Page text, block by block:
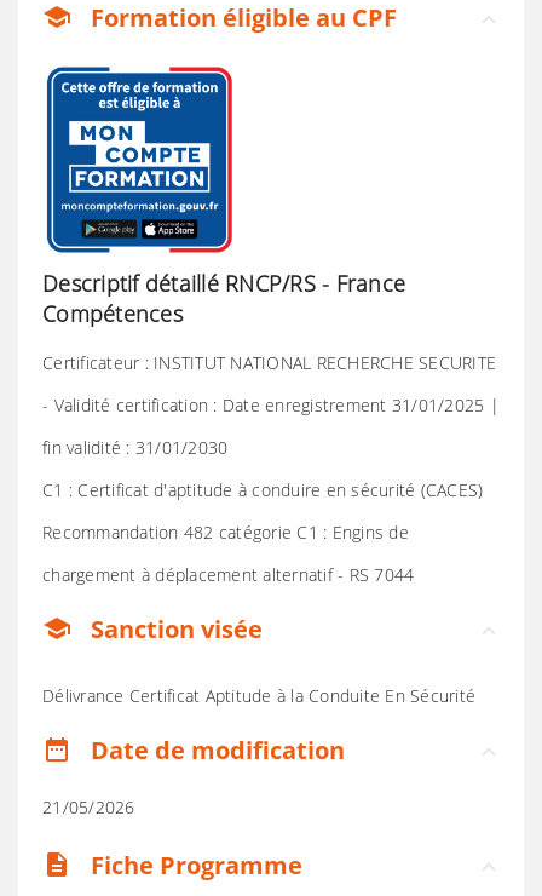
school Formation éligible au CPF
Descriptif détaillé RNCP/RS - France
Compétences
Certificateur : INSTITUT NATIONAL RECHERCHE SECURITE
- Validité certification : Date enregistrement 31/01/2025 |
fin validité : 31/01/2030
C1 : Certificat d'aptitude à conduire en sécurité (CACES)
Recommandation 482 catégorie C1 : Engins de
chargement à déplacement alternatif - RS 7044
school Sanction visée
Délivrance Certificat Aptitude à la Conduite En Sécurité
date_range Date de modification
21/05/2026
description Fiche Programme